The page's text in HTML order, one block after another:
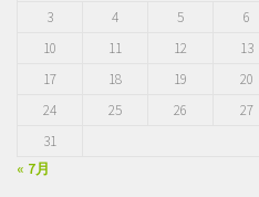
3
4 5 6
10
11 12 13
17
18 19 20
24
25 26 27
31
« 7月